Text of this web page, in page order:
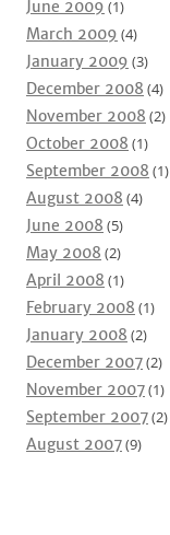
June 2009 (1)
March 2009 (4)
January 2009 (3)
December 2008 (4)
November 2008 (2)
October 2008 (1)
September 2008 (1)
August 2008 (4)
June 2008 (5)
May 2008 (2)
April 2008 (1)
February 2008 (1)
January 2008 (2)
December 2007(2)
November 2007(1)
September 2007(2)
August 2007(9)